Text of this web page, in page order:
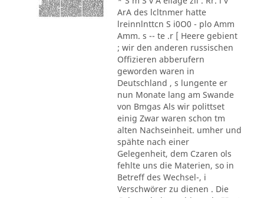
ArA des lcltnmer hatte
lreinnlnttcn S i0O0 - plo Amm
Amm. s -- te .r [ Heere gebient
; wir den anderen russischen
Offizieren abberufern
geworden waren in
Deutschland , s lungente er
nun Monate lang am Swande
von Bmgas Als wir polittset
einig Zwar waren schon tm
alten Nachseinheit. umher und
spähte nach einer
Gelegenheit, dem Czaren ols
fehlte uns die Materien, so in
Betreff des Wechsel-, i
Verschwörer zu dienen . Die